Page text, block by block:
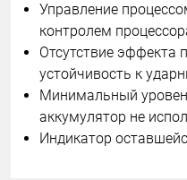
Управление
контролем
Отсутствие эффекта
устойчивость к
Минимальный
аккумулятор не
Индикатор